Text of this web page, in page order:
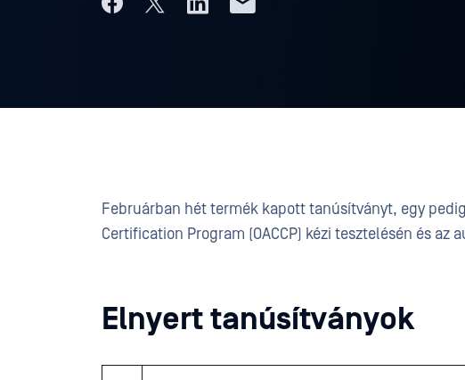
Februárban hét termék kapott tanúsítványt, egy pedig
Certification Program (OACCP) kézi tesztelésén és az
Elnyert tanúsítványok